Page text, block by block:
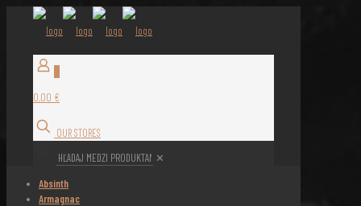
0,00 €
OUR STORES
✕
Absinth
Armagnac